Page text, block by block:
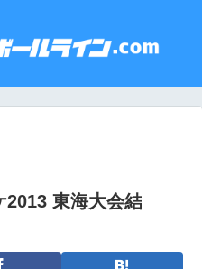
2013 東海大会結